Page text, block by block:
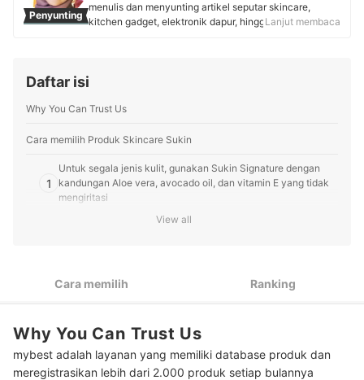
Penyunting
menulis dan menyunting artikel seputar skincare,
kitchen gadget, elektronik dapur, hingga laptop. Sejak
mybest menemukan produk sesuai kebutuhan.
Lanjut membaca
Daftar isi
Why You Can Trust Us
Cara memilih Produk Skincare Sukin
1
Untuk segala jenis kulit, gunakan Sukin Signature dengan
kandungan Aloe vera, avocado oil, dan vitamin E yang tidak
mengiritasi
Untuk kulit sensitif berjerawat, pilih skincare Sukin dengan
Kembalikan kelembapan kulit kering dengan kandungan
4
Untuk kulit berminyak, cari skincare Sukin dengan
kandungan charcoal untuk menyerap kandungan minyak
berlebih
View all
Cara memilih Ranking
Why You Can Trust Us
mybest adalah layanan yang memiliki database produk dan
meregistrasikan lebih dari 2.000 produk setiap bulannya